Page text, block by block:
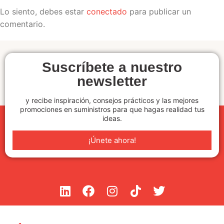
Lo siento, debes estar conectado para publicar un
comentario.
Suscríbete a nuestro
newsletter
y recibe inspiración, consejos prácticos y las mejores
promociones en suministros para que hagas realidad tus
ideas.
¡Únete ahora!